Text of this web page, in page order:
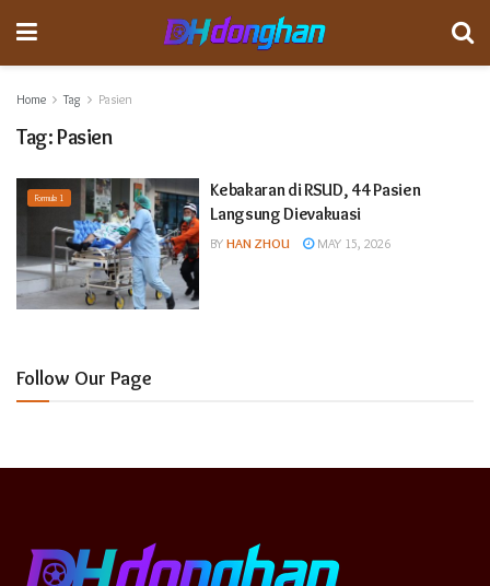
Home Tag Pasien
Tag:Pasien
Formula 1
Kebakaran di RSUD, 44 Pasien
Langsung Dievakuasi
BY HAN ZHOU MAY 15, 2026
Follow Our Page